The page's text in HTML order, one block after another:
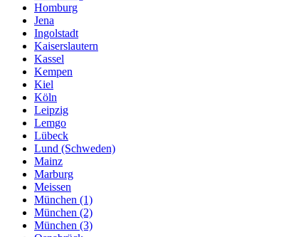
Homburg
Jena
Ingolstadt
Kaiserslautern
Kassel
Kempen
Kiel
Köln
Leipzig
Lemgo
Lübeck
Lund (Schweden)
Mainz
Marburg
Meissen
München (1)
München (2)
München (3)